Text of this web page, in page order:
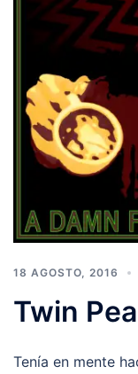
18 AGOSTO, 2016
Twin
Tenía en mente